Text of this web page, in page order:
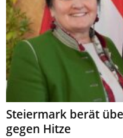
Steiermark berät
gegen Hitze